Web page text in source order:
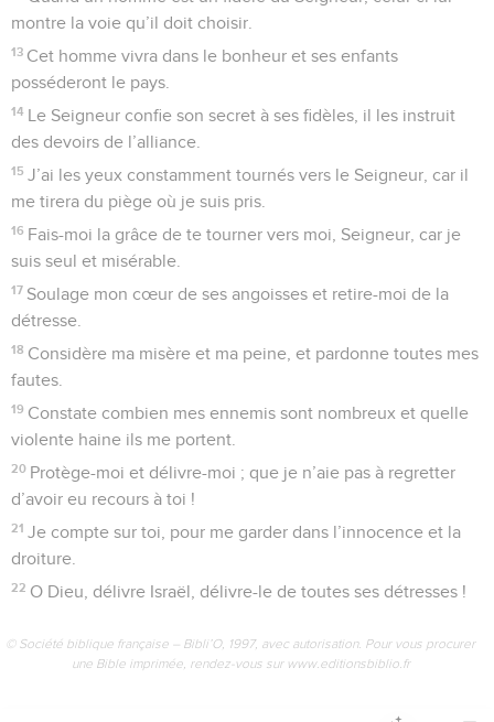
montre la voie qu’il doit choisir.
13 Cet homme vivra dans le bonheur et ses enfants
posséderont le pays.
14 Le Seigneur confie son secret à ses fidèles, il les instruit
des devoirs de l’alliance.
15 J’ai les yeux constamment tournés vers le Seigneur, car il
me tirera du piège où je suis pris.
16 Fais-moi la grâce de te tourner vers moi, Seigneur, car je
suis seul et misérable.
17 Soulage mon cœur de ses angoisses et retire-moi de la
détresse.
18 Considère ma misère et ma peine, et pardonne toutes mes
fautes.
19 Constate combien mes ennemis sont nombreux et quelle
violente haine ils me portent.
20 Protège-moi et délivre-moi ; que je n’aie pas à regretter
d’avoir eu recours à toi !
21 Je compte sur toi, pour me garder dans l’innocence et la
droiture.
22 O Dieu, délivre Israël, délivre-le de toutes ses détresses !
© Société biblique française – Bibli’O, 1997, avec autorisation. Pour vous procurer
une Bible imprimée, rendez-vous sur www.editionsbiblio.fr